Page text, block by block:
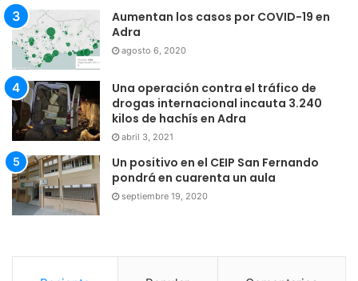
Aumentan los casos por COVID-19 en
Adra
agosto 6, 2020
Una operación contra el tráfico de
drogas internacional incauta 3.240
kilos de hachís en Adra
abril 3, 2021
Un positivo en el CEIP San Fernando
pondrá en cuarenta un aula
septiembre 19, 2020